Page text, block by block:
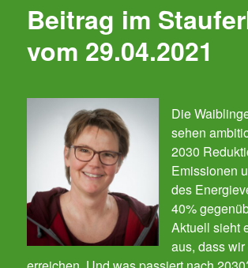
Beitrag im
vom 29.04.2021
Die
sehen
2030
Emissionen
des
40%
Aktuell sieht
aus, dass